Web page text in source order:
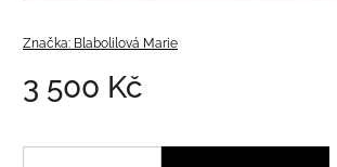
Značka: Blabolilová Marie
3 500 Kč